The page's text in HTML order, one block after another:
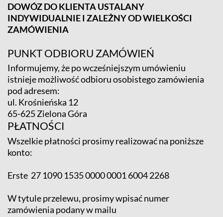
DOWÓZ DO KLIENTA USTALANY
INDYWIDUALNIE I ZALEŻNY OD WIELKOŚCI
ZAMÓWIENIA
PUNKT ODBIORU ZAMÓWIEŃ
Informujemy, że po wcześniejszym umówieniu
istnieje możliwość odbioru osobistego zamówienia
pod adresem:
ul. Krośnieńska 12
65-625 Zielona Góra
PŁATNOŚCI
Wszelkie płatności prosimy realizować na poniższe
konto:
Erste 27 1090 1535 0000 0001 6004 2268
W tytule przelewu, prosimy wpisać numer
zamówienia podany w mailu